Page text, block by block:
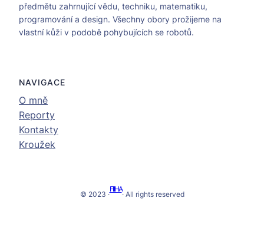
předmětu zahrnující vědu, techniku, matematiku,
programování a design. Všechny obory prožijeme na
vlastní kůži v podobě pohybujících se robotů.
NAVIGACE
O mně
Reporty
Kontakty
Kroužek
© 2023 ·
FIIIHA
· All rights reserved